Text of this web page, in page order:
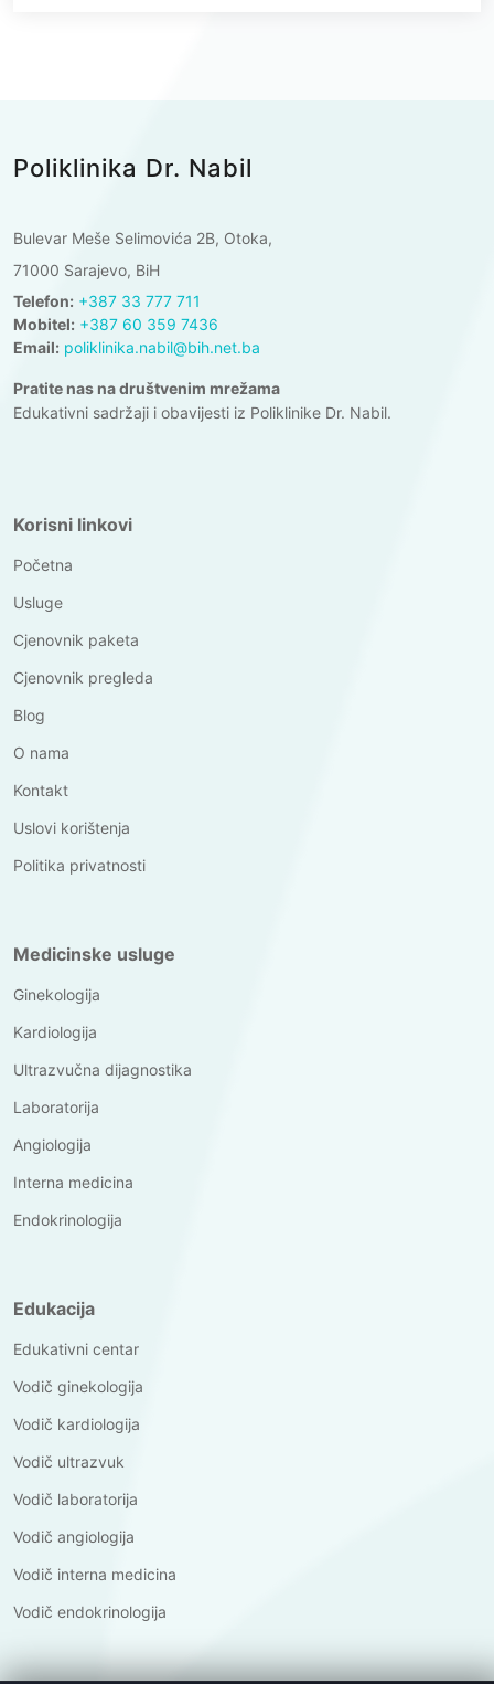
Poliklinika Dr. Nabil
Bulevar Meše Selimovića 2B, Otoka,
71000 Sarajevo, BiH
Telefon: +387 33 777 711
Mobitel: +387 60 359 7436
Email: poliklinika.nabil@bih.net.ba
Pratite nas na društvenim mrežama
Edukativni sadržaji i obavijesti iz Poliklinike Dr. Nabil.
Korisni linkovi
Početna
Usluge
Cjenovnik paketa
Cjenovnik pregleda
Blog
O nama
Kontakt
Uslovi korištenja
Politika privatnosti
Medicinske usluge
Ginekologija
Kardiologija
Ultrazvučna dijagnostika
Laboratorija
Angiologija
Interna medicina
Endokrinologija
Edukacija
Edukativni centar
Vodič ginekologija
Vodič kardiologija
Vodič ultrazvuk
Vodič laboratorija
Vodič angiologija
Vodič interna medicina
Vodič endokrinologija